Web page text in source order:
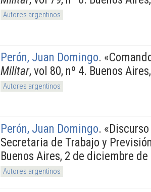
Autores argentinos
Perón, Juan Domingo.
Militar, vol 80, nº 4. Buenos
Autores argentinos
Perón, Juan Domingo.
Secretaria de Trabajo y
Buenos Aires, 2 de diciembre de
Autores argentinos